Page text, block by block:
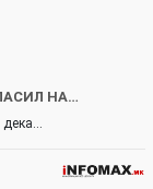
НА…
дека…